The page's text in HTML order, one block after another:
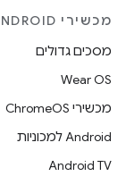
מכשירי ANDROID
מסכים גדולים
Wear OS
מכשירי ChromeOS
Android למכוניות
Android TV